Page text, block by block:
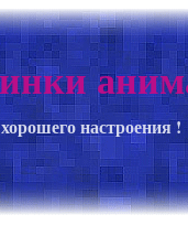
настроения !